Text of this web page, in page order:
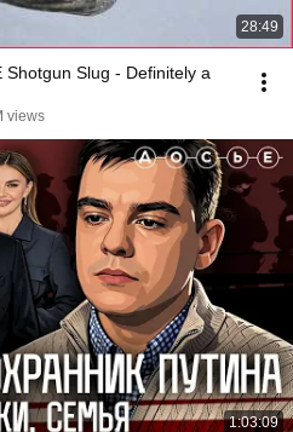
28:49
Slug - Definitely a
views
1:03:09